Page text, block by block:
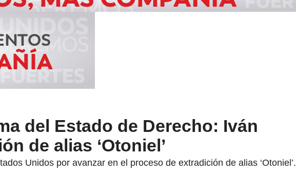
del Estado de Derecho: Iván
de alias ‘Otoniel’
Unidos por avanzar en el proceso de extradición de alias ‘Otoniel’.